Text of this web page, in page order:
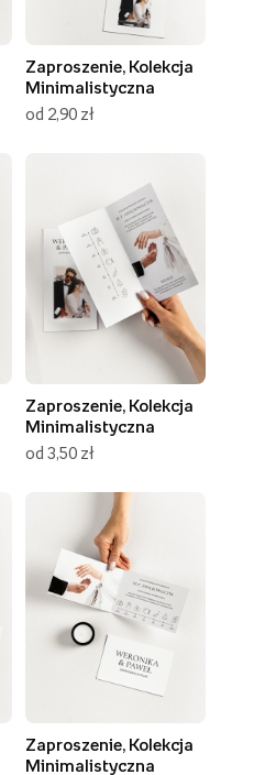
Zaproszenie, Kolekcja
Minimalistyczna
od 2,90 zł
Zaproszenie, Kolekcja
Minimalistyczna
od 3,50 zł
Zaproszenie, Kolekcja
Minimalistyczna